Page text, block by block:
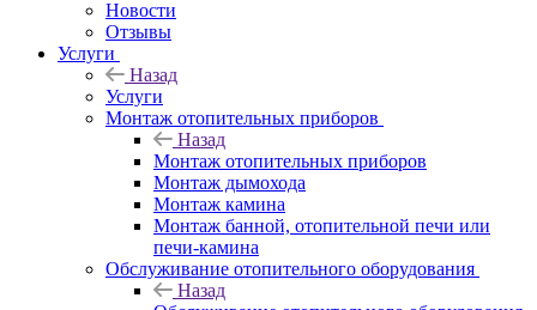
Новости
Отзывы
Услуги
Назад
Услуги
Монтаж отопительных приборов
Назад
Монтаж отопительных приборов
Монтаж дымохода
Монтаж камина
Монтаж банной, отопительной печи или
печи-камина
Обслуживание отопительного оборудования
Назад